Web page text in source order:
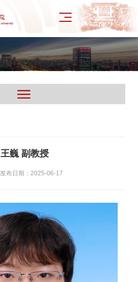
王巍 副教授
发布日期：2025-06-17